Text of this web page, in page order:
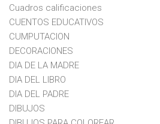
Cuadros calificaciones
CUENTOS EDUCATIVOS
CUMPUTACION
DECORACIONES
DIA DE LA MADRE
DIA DEL LIBRO
DIA DEL PADRE
DIBUJOS